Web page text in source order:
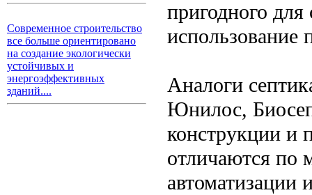
Современное строительство
все больше ориентировано
на создание экологически
устойчивых и
энергоэффективных
зданий....
пригодного
использование
Аналоги
Юнилос,
конструкции и
отличаются по
автоматизации